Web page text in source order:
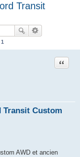
her
er
Transit
1
Transit Custom
Citation
AWD et ancien